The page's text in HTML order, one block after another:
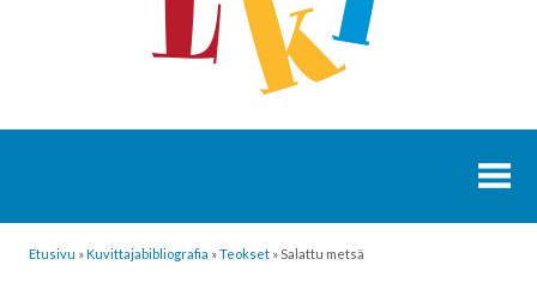
Etusivu »Kuvittaja­bibliografia »Teokset » Salattu metsä